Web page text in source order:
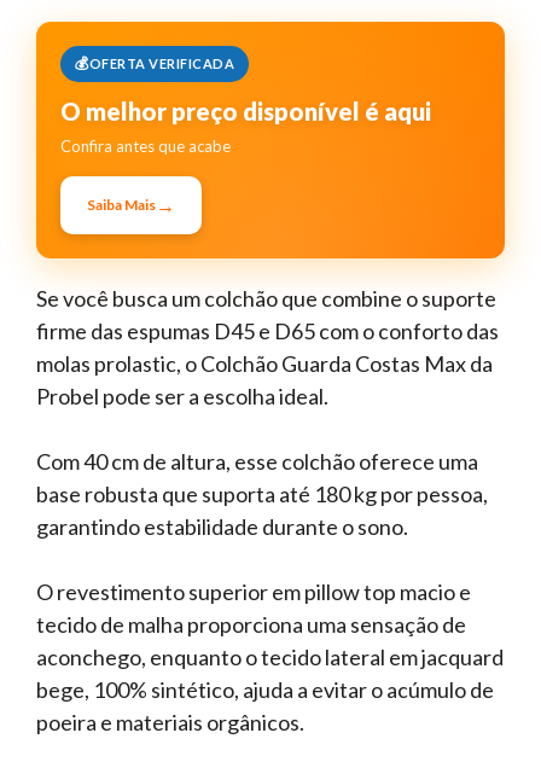
OFERTA VERIFICADA
O melhor preço disponível é aqui
Confira antes que acabe
Saiba Mais →
Se você busca um colchão que combine o suporte
firme das espumas D45 e D65 com o conforto das
molas prolastic, o Colchão Guarda Costas Max da
Probel pode ser a escolha ideal.
Com 40 cm de altura, esse colchão oferece uma
base robusta que suporta até 180 kg por pessoa,
garantindo estabilidade durante o sono.
O revestimento superior em pillow top macio e
tecido de malha proporciona uma sensação de
aconchego, enquanto o tecido lateral em jacquard
bege, 100% sintético, ajuda a evitar o acúmulo de
poeira e materiais orgânicos.